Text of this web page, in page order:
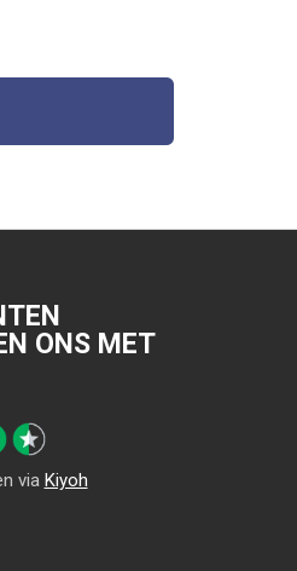
ONS MET
via Kiyoh